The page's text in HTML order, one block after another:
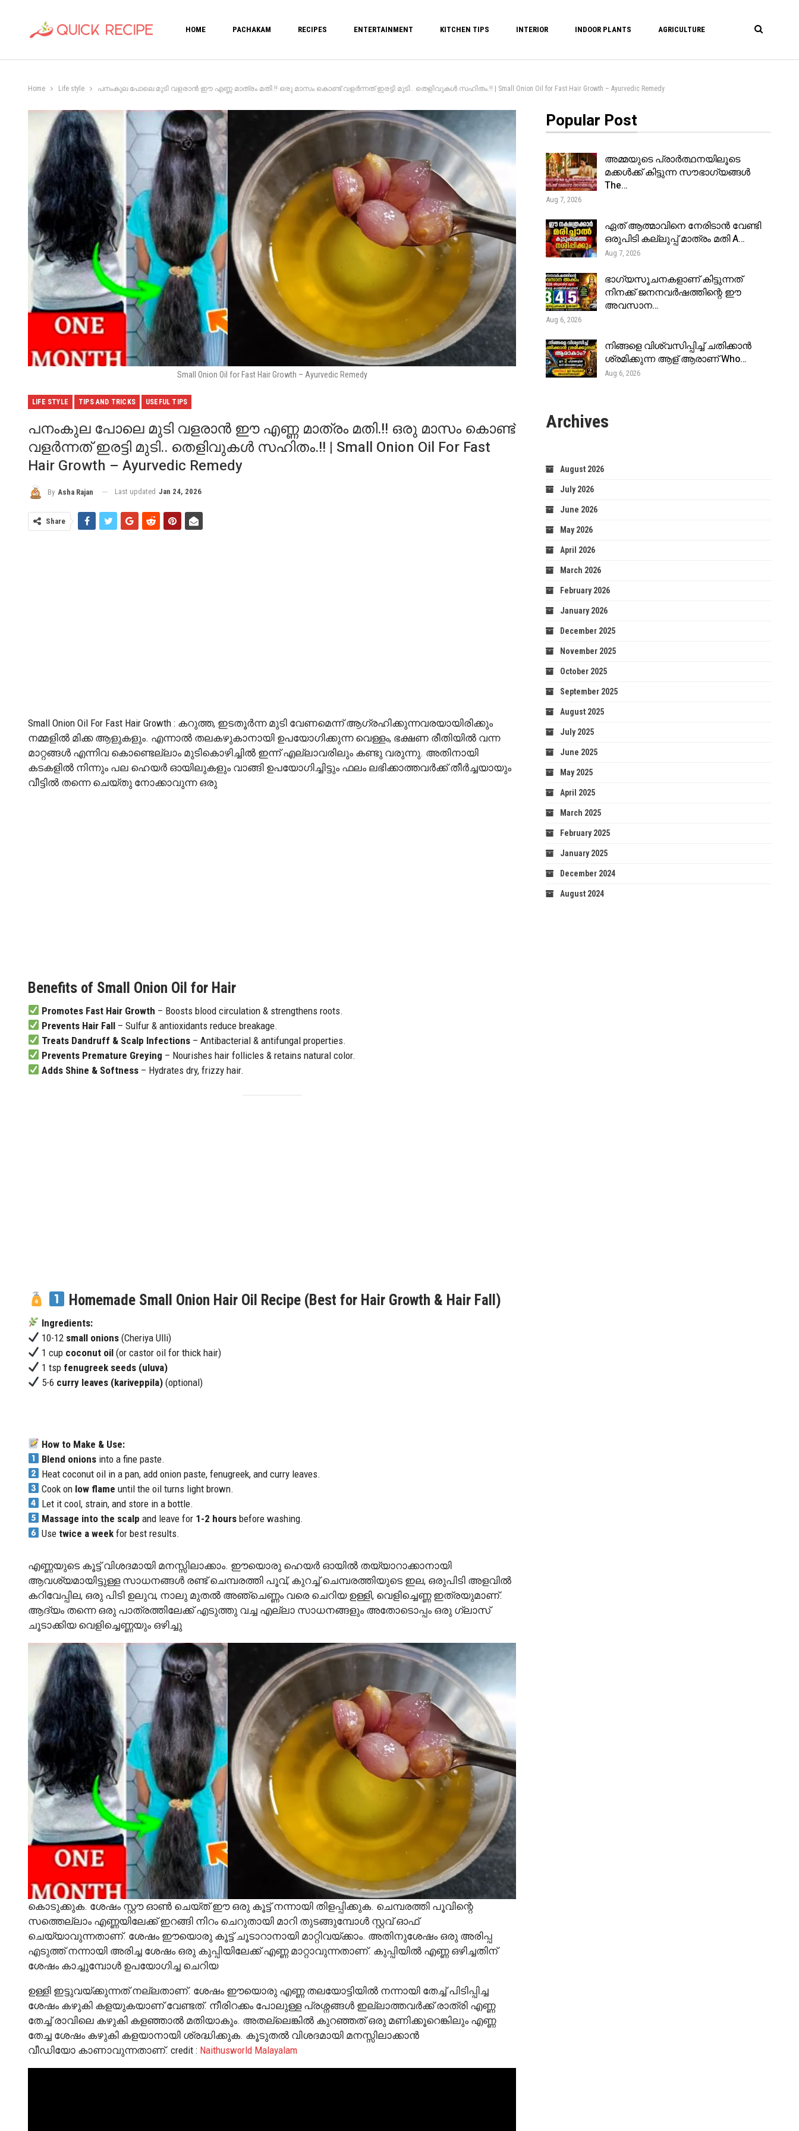
HOME PACHAKAM RECIPES ENTERTAINMENT KITCHEN TIPS INTERIOR INDOOR PLANTS AGRICULTURE
Home Life style പനംകുല പോലെ മുടി വളരാൻ ഈ എണ്ണ മാത്രം മതി.!! ഒരു മാസം കൊണ്ട് വളർന്നത് ഇരട്ടി മുടി.. തെളിവുകൾ സഹിതം.!! | Small Onion Oil for Fast Hair Growth – Ayurvedic Remedy
Small Onion Oil for Fast Hair Growth – Ayurvedic Remedy
LIFE STYLE TIPS AND TRICKS USEFUL TIPS
പനംകുല പോലെ മുടി വളരാൻ ഈ എണ്ണ മാത്രം മതി.!! ഒരു മാസം കൊണ്ട്
വളർന്നത് ഇരട്ടി മുടി.. തെളിവുകൾ സഹിതം.!! | Small Onion Oil For Fast
Hair Growth – Ayurvedic Remedy
By Asha Rajan Last updated Jan 24, 2026
Share
Small Onion Oil For Fast Hair Growth : കറുത്ത, ഇടതൂർന്ന മുടി വേണമെന്ന് ആഗ്രഹിക്കുന്നവരയായിരിക്കും
നമ്മളിൽ മിക്ക ആളുകളും. എന്നാൽ തലകഴുകാനായി ഉപയോഗിക്കുന്ന വെള്ളം, ഭക്ഷണ രീതിയിൽ വന്ന
മാറ്റങ്ങൾ എന്നിവ കൊണ്ടെല്ലാം മുടികൊഴിച്ചിൽ ഇന്ന് എല്ലാവരിലും കണ്ടു വരുന്നു. അതിനായി
കടകളിൽ നിന്നും പല ഹെയർ ഓയിലുകളും വാങ്ങി ഉപയോഗിച്ചിട്ടും ഫലം ലഭിക്കാത്തവർക്ക് തീർച്ചയായും
വീട്ടിൽ തന്നെ ചെയ്തു നോക്കാവുന്ന ഒരു
Benefits of Small Onion Oil for Hair
Promotes Fast Hair Growth – Boosts blood circulation & strengthens roots.
Prevents Hair Fall – Sulfur & antioxidants reduce breakage.
Treats Dandruff & Scalp Infections – Antibacterial & antifungal properties.
Prevents Premature Greying – Nourishes hair follicles & retains natural color.
Adds Shine & Softness – Hydrates dry, frizzy hair.
Homemade Small Onion Hair Oil Recipe (Best for Hair Growth & Hair Fall)
Ingredients:
10-12 small onions (Cheriya Ulli)
1 cup coconut oil (or castor oil for thick hair)
1 tsp fenugreek seeds (uluva)
5-6 curry leaves (kariveppila) (optional)
How to Make & Use:
Blend onions into a fine paste.
Heat coconut oil in a pan, add onion paste, fenugreek, and curry leaves.
Cook on low flame until the oil turns light brown.
Let it cool, strain, and store in a bottle.
Massage into the scalp and leave for 1-2 hours before washing.
Use twice a week for best results.
എണ്ണയുടെ കൂട്ട് വിശദമായി മനസ്സിലാക്കാം. ഈയൊരു ഹെയർ ഓയിൽ തയ്യാറാക്കാനായി
ആവശ്യമായിട്ടുള്ള സാധനങ്ങൾ രണ്ട് ചെമ്പരത്തി പൂവ്, കുറച്ച് ചെമ്പരത്തിയുടെ ഇല, ഒരുപിടി അളവിൽ
കറിവേപ്പില, ഒരു പിടി ഉലുവ, നാലു മുതൽ അഞ്ചെണ്ണം വരെ ചെറിയ ഉള്ളി, വെളിച്ചെണ്ണ ഇത്രയുമാണ്.
ആദ്യം തന്നെ ഒരു പാത്രത്തിലേക്ക് എടുത്തു വച്ച എല്ലാ സാധനങ്ങളും അതോടൊപ്പം ഒരു ഗ്ലാസ്
ചൂടാക്കിയ വെളിച്ചെണ്ണയും ഒഴിച്ചു
കൊടുക്കുക. ശേഷം സ്റ്റൗ ഓൺ ചെയ്ത് ഈ ഒരു കൂട്ട് നന്നായി തിളപ്പിക്കുക. ചെമ്പരത്തി പൂവിന്റെ
സത്തെല്ലാം എണ്ണയിലേക്ക് ഇറങ്ങി നിറം ചെറുതായി മാറി തുടങ്ങുമ്പോൾ സ്റ്റവ് ഓഫ്
ചെയ്യാവുന്നതാണ്. ശേഷം ഈയൊരു കൂട്ട് ചൂടാറാനായി മാറ്റിവയ്ക്കാം. അതിനുശേഷം ഒരു അരിപ്പ
എടുത്ത് നന്നായി അരിച്ച ശേഷം ഒരു കുപ്പിയിലേക്ക് എണ്ണ മാറ്റാവുന്നതാണ്. കുപ്പിയിൽ എണ്ണ ഒഴിച്ചതിന്
ശേഷം കാച്ചുമ്പോൾ ഉപയോഗിച്ച ചെറിയ
ഉള്ളി ഇട്ടുവയ്ക്കുന്നത് നല്ലതാണ്. ശേഷം ഈയൊരു എണ്ണ തലയോട്ടിയിൽ നന്നായി തേച്ച് പിടിപ്പിച്ച
ശേഷം കഴുകി കളയുകയാണ് വേണ്ടത്. നീരിറക്കം പോലുള്ള പ്രശ്നങ്ങൾ ഇല്ലാത്തവർക്ക് രാത്രി എണ്ണ
തേച്ച് രാവിലെ കഴുകി കളഞ്ഞാൽ മതിയാകും. അതല്ലെങ്കിൽ കുറഞ്ഞത് ഒരു മണിക്കൂറെങ്കിലും എണ്ണ
തേച്ച ശേഷം കഴുകി കളയാനായി ശ്രദ്ധിക്കുക. കൂടുതൽ വിശദമായി മനസ്സിലാക്കാൻ
വീഡിയോ കാണാവുന്നതാണ്. credit : Naithusworld Malayalam
Popular Post
അമ്മയുടെ പ്രാർത്ഥനയിലൂടെ
മക്കൾക്ക് കിട്ടുന്ന സൗഭാഗ്യങ്ങൾ
The…
Aug 7, 2026
ഏത് ആത്മാവിനെ നേരിടാൻ വേണ്ടി
ഒരുപിടി കല്ലുപ്പ് മാത്രം മതി A…
Aug 7, 2026
ഭാഗ്യസൂചനകളാണ് കിട്ടുന്നത്
നിനക്ക് ജനനവർഷത്തിന്റെ ഈ
അവസാന…
Aug 6, 2026
നിങ്ങളെ വിശ്വസിപ്പിച്ച് ചതിക്കാൻ
ശ്രമിക്കുന്ന ആള് ആരാണ് Who…
Aug 6, 2026
Archives
August 2026
July 2026
June 2026
May 2026
April 2026
March 2026
February 2026
January 2026
December 2025
November 2025
October 2025
September 2025
August 2025
July 2025
June 2025
May 2025
April 2025
March 2025
February 2025
January 2025
December 2024
August 2024